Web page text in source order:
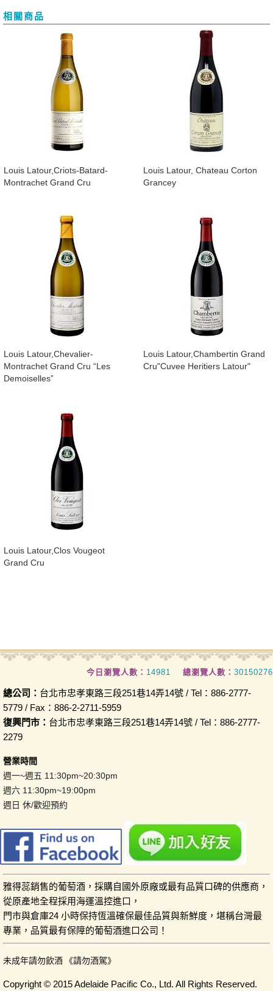
相關商品
​Louis Latour,Criots-Batard-
Montrachet Grand Cru
Louis Latour, Chateau Corton
Grancey
​Louis Latour,Chevalier-
Montrachet Grand Cru “Les
Demoiselles”
​Louis Latour,Chambertin Grand
Cru"Cuvee Heritiers Latour"
​Louis Latour,Clos Vougeot
Grand Cru
今日瀏覽人數： 14981 總瀏覽人數： 30150276
總公司： 台北市忠孝東路三段251巷14弄14號 / Tel：886-2777-
5779 / Fax：886-2-2711-5959
復興門市： 台北市忠孝東路三段251巷14弄14號 / Tel：886-2777-
2279
營業時間
週一~週五 11:30pm~20:30pm
週六 11:30pm~19:00pm
週日 休/歡迎預約
雅得蕊銷售的葡萄酒，採購自國外原廠或最有品質口碑的供應商，
從原產地全程採用海運溫控進口，
門市與倉庫24 小時保持恆溫確保最佳品質與新鮮度，堪稱台灣最
專業，品質最有保障的葡萄酒進口公司！
未成年請勿飲酒 《請勿酒駕》
Copyright © 2015 Adelaide Pacific Co., Ltd. All Rights Reserved.